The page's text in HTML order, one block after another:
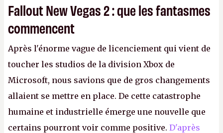
Fallout New Vegas 2 : que les fantasmes
commencent
Après l'énorme vague de licenciement qui vient de
toucher les studios de la division Xbox de
Microsoft, nous savions que de gros changements
allaient se mettre en place. De cette catastrophe
humaine et industrielle émerge une nouvelle que
certains pourront voir comme positive. D'après